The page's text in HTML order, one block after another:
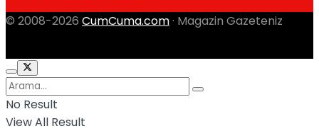
© 2008-2026 CumCuma.com · Magazin Gazeteniz
No Result
View All Result